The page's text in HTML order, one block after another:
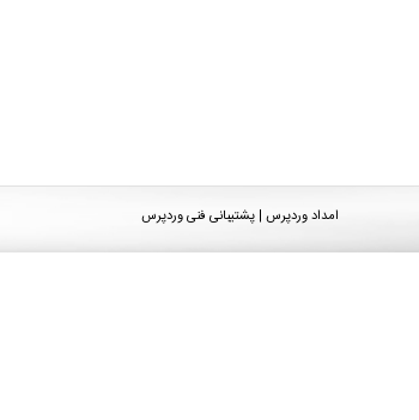
امداد وردپرس | پشتیبانی فنی وردپرس